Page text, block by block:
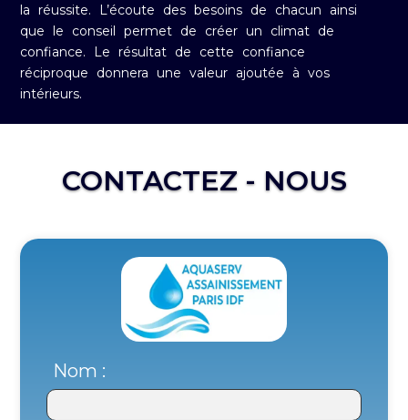
la réussite. L’écoute des besoins de chacun ainsi
que le conseil permet de créer un climat de
confiance. Le résultat de cette confiance
réciproque donnera une valeur ajoutée à vos
intérieurs.
CONTACTEZ - NOUS
Nom :